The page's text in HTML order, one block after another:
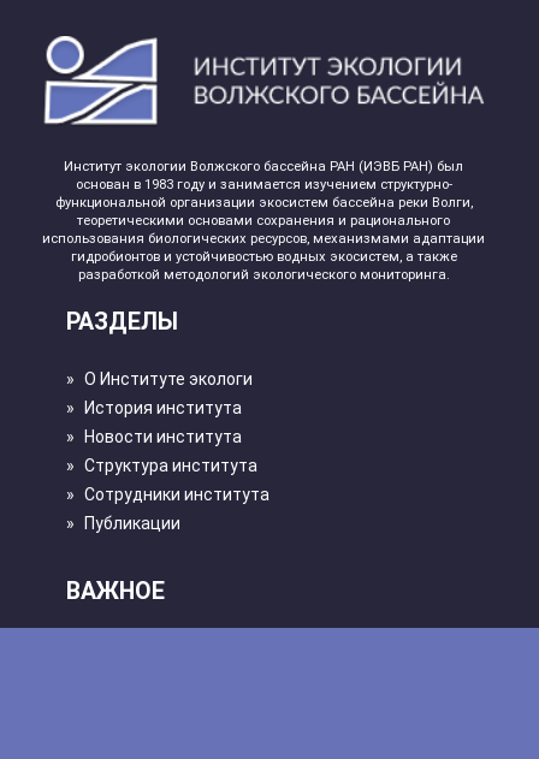
Институт экологии Волжского бассейна РАН (ИЭВБ РАН) был
основан в 1983 году и занимается изучением структурно-
функциональной организации экосистем бассейна реки Волги,
теоретическими основами сохранения и рационального
использования биологических ресурсов, механизмами адаптации
гидробионтов и устойчивостью водных экосистем, а также
разработкой методологий экологического мониторинга.
РАЗДЕЛЫ
» О Институте экологи
»
История института
»
Новости института
» Структура института
» Сотрудники института
»
Публикации
ВАЖНОЕ